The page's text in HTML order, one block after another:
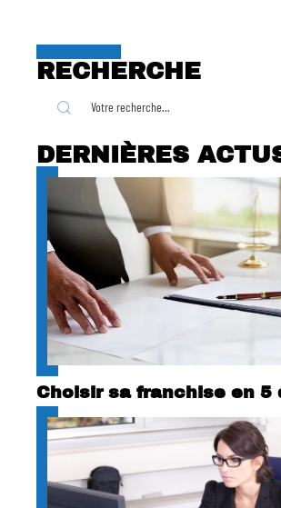
RECHERCHE
DERNIÈRES
Choisir sa franchise en 5